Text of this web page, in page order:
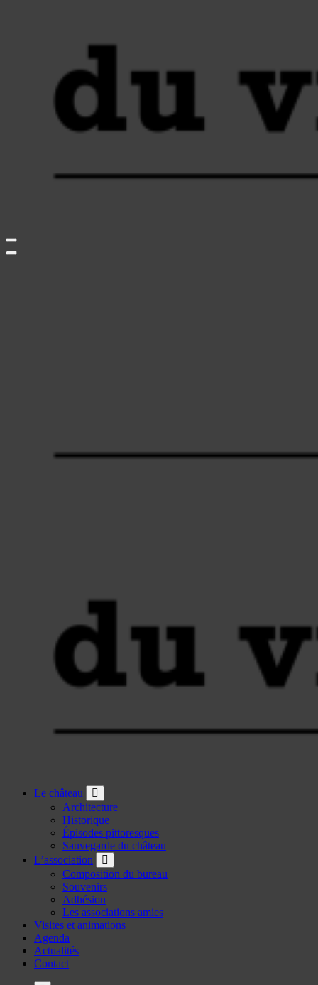
Le château
Architecture
Historique
Épisodes pittoresques
Sauvegarde du château
L’association
Composition du bureau
Souvenirs
Adhésion
Les associations amies
Visites et animations
Agenda
Actualités
Contact